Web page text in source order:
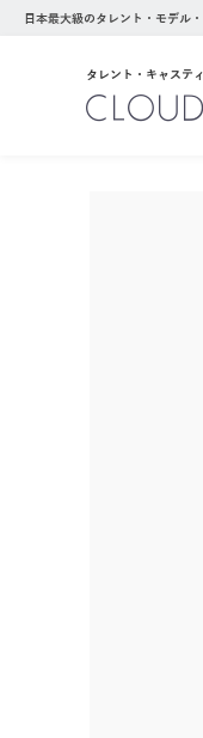
日本最大級のタレント・モデル
タレント・キャステ